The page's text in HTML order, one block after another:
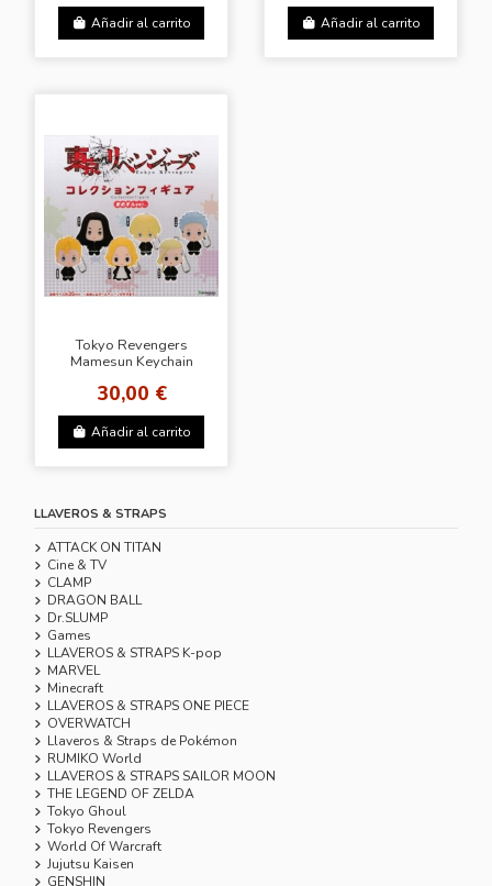
Añadir al carrito Añadir al carrito
Tokyo Revengers
Mamesun Keychain
30,00 €
Añadir al carrito
LLAVEROS & STRAPS
ATTACK ON TITAN
Cine & TV
CLAMP
DRAGON BALL
Dr.SLUMP
Games
LLAVEROS & STRAPS K-pop
MARVEL
Minecraft
LLAVEROS & STRAPS ONE PIECE
OVERWATCH
Llaveros & Straps de Pokémon
RUMIKO World
LLAVEROS & STRAPS SAILOR MOON
THE LEGEND OF ZELDA
Tokyo Ghoul
Tokyo Revengers
World Of Warcraft
Jujutsu Kaisen
GENSHIN